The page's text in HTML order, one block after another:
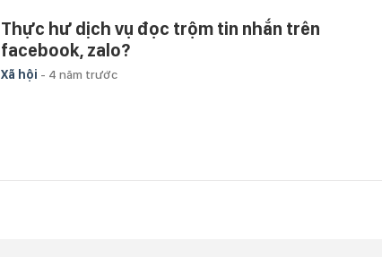
Thực hư dịch vụ đọc trộm tin nhắn trên
facebook, zalo?
Xã hội - 4 năm trước